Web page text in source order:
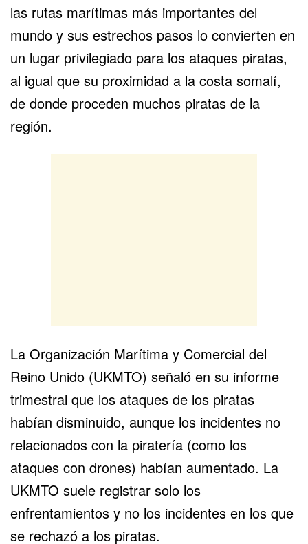
las rutas marítimas más importantes del
mundo y sus estrechos pasos lo convierten en
un lugar privilegiado para los ataques piratas,
al igual que su proximidad a la costa somalí,
de donde proceden muchos piratas de la
región.
La Organización Marítima y Comercial del
Reino Unido (UKMTO) señaló en su informe
trimestral que los ataques de los piratas
habían disminuido, aunque los incidentes no
relacionados con la piratería (como los
ataques con drones) habían aumentado. La
UKMTO suele registrar solo los
enfrentamientos y no los incidentes en los que
se rechazó a los piratas.